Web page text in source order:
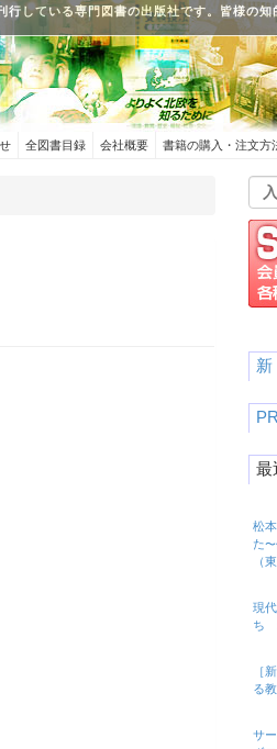
行している専門図書の出版社です。皆様の
全図書目録 会社概要 書籍の購入・注文方
最
松
た
（
現
ち
［
る
サ